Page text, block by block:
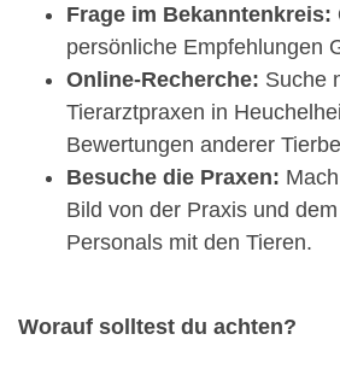
Frage im Bekanntenkreis:
persönliche Empfehlungen
Online-Recherche: Suche
Tierarztpraxen in
Bewertungen anderer
Besuche die Praxen:
Bild von der Praxis und
Personals mit den Tieren.
Worauf solltest du achten?